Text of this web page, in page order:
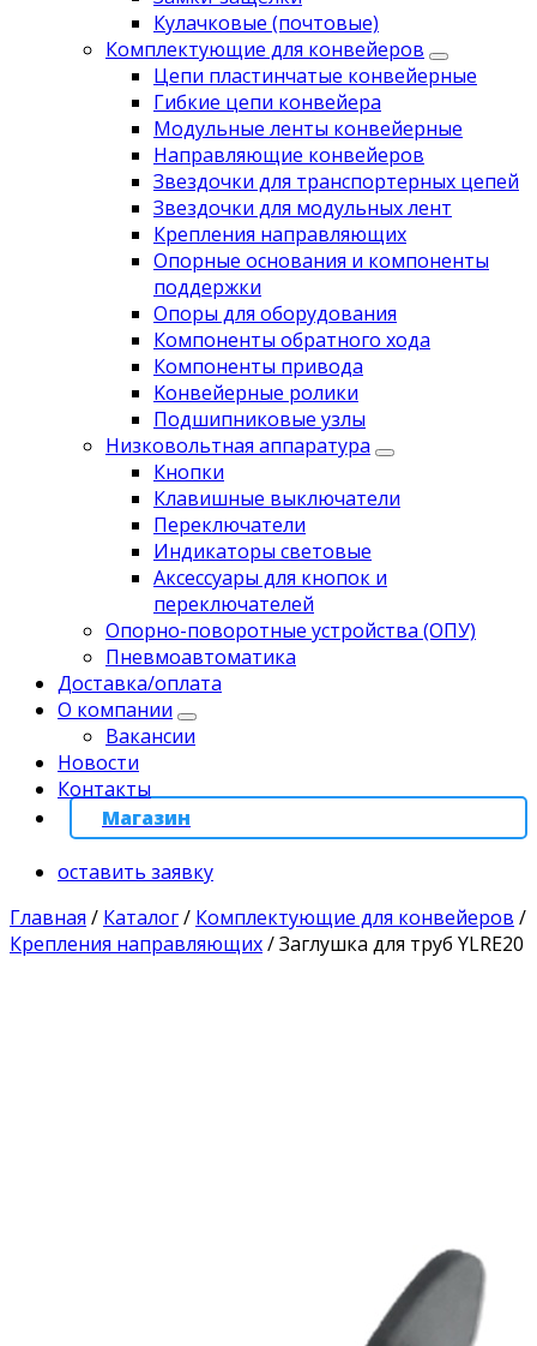
Кулачковые (почтовые)
Комплектующие для конвейеров
Цепи пластинчатые конвейерные
Гибкие цепи конвейера
Модульные ленты конвейерные
Направляющие конвейеров
Звездочки для транспортерных цепей
Звездочки для модульных лент
Крепления направляющих
Опорные основания и компоненты
поддержки
Опоры для оборудования
Компоненты обратного хода
Компоненты привода
Koнвейерныe pолики
Подшипниковые узлы
Низковольтная аппаратура
Кнопки
Клавишные выключатели
Переключатели
Индикаторы световые
Аксессуары для кнопок и
переключателей
Опорно-поворотные устройства (ОПУ)
Пневмоавтоматика
Доставка/оплата
О компании
Вакансии
Новости
Контакты
Магазин
оставить заявку
Главная / Каталог/ Комплектующие для конвейеров /
Крепления направляющих/Заглушка для труб YLRE20